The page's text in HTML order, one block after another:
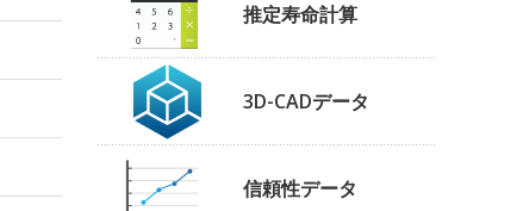
推定寿命計算
3D-CADデータ
信頼性データ